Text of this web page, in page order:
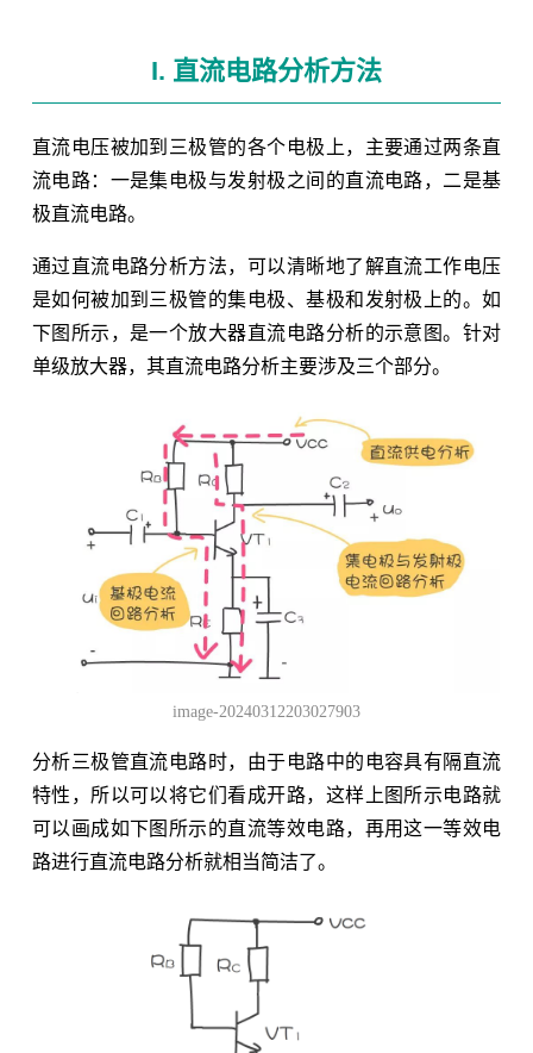
I. 直流电路分析方法
直流电压被加到三极管的各个电极上，主要通过两条直
流电路：一是集电极与发射极之间的直流电路，二是基
极直流电路。
通过直流电路分析方法，可以清晰地了解直流工作电压
是如何被加到三极管的集电极、基极和发射极上的。如
下图所示，是一个放大器直流电路分析的示意图。针对
单级放大器，其直流电路分析主要涉及三个部分。
image-20240312203027903
分析三极管直流电路时，由于电路中的电容具有隔直流
特性，所以可以将它们看成开路，这样上图所示电路就
可以画成如下图所示的直流等效电路，再用这一等效电
路进行直流电路分析就相当简洁了。